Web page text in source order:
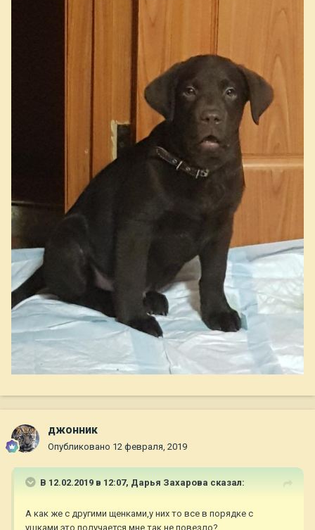
джонник
Опубликовано 12 февраля, 2019
В 12.02.2019 в 12:07, Дарья Захарова сказал:
А как же с другими щенками,у них то все в порядке с
ушками,это получается мне так не повезло?